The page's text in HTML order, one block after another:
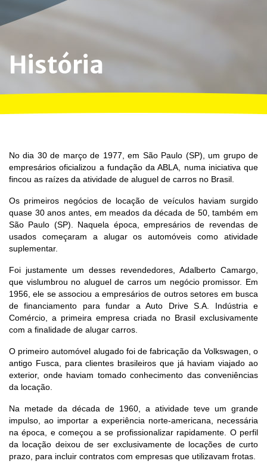
História
No dia 30 de março de 1977, em São Paulo (SP), um grupo de
empresários oficializou a fundação da ABLA, numa iniciativa que
fincou as raízes da atividade de aluguel de carros no Brasil.
Os primeiros negócios de locação de veículos haviam surgido
quase 30 anos antes, em meados da década de 50, também em
São Paulo (SP). Naquela época, empresários de revendas de
usados começaram a alugar os automóveis como atividade
suplementar.
Foi justamente um desses revendedores, Adalberto Camargo,
que vislumbrou no aluguel de carros um negócio promissor. Em
1956, ele se associou a empresários de outros setores em busca
de financiamento para fundar a Auto Drive S.A. Indústria e
Comércio, a primeira empresa criada no Brasil exclusivamente
com a finalidade de alugar carros.
O primeiro automóvel alugado foi de fabricação da Volkswagen, o
antigo Fusca, para clientes brasileiros que já haviam viajado ao
exterior, onde haviam tomado conhecimento das conveniências
da locação.
Na metade da década de 1960, a atividade teve um grande
impulso, ao importar a experiência norte-americana, necessária
na época, e começou a se profissionalizar rapidamente. O perfil
da locação deixou de ser exclusivamente de locações de curto
prazo, para incluir contratos com empresas que utilizavam frotas.